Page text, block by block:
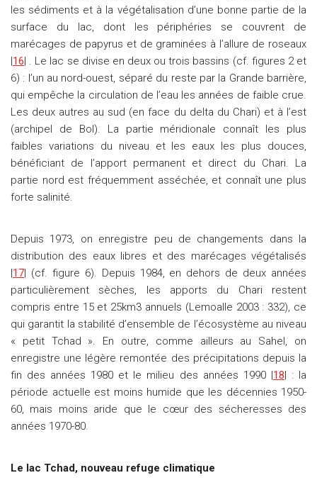
les sédiments et à la végétalisation d’une bonne partie de la
surface du lac, dont les périphéries se couvrent de
marécages de papyrus et de graminées à l’allure de roseaux
|16| . Le lac se divise en deux ou trois bassins (cf. figures 2 et
6) : l’un au nord-ouest, séparé du reste par la Grande barrière,
qui empêche la circulation de l’eau les années de faible crue.
Les deux autres au sud (en face du delta du Chari) et à l’est
(archipel de Bol). La partie méridionale connaît les plus
faibles variations du niveau et les eaux les plus douces,
bénéficiant de l’apport permanent et direct du Chari. La
partie nord est fréquemment asséchée, et connaît une plus
forte salinité.
Depuis 1973, on enregistre peu de changements dans la
distribution des eaux libres et des marécages végétalisés
|17| (cf. figure 6). Depuis 1984, en dehors de deux années
particulièrement sèches, les apports du Chari restent
compris entre 15 et 25km3 annuels (Lemoalle 2003 : 332), ce
qui garantit la stabilité d’ensemble de l’écosystème au niveau
« petit Tchad ». En outre, comme ailleurs au Sahel, on
enregistre une légère remontée des précipitations depuis la
fin des années 1980 et le milieu des années 1990 |18| : la
période actuelle est moins humide que les décennies 1950-
60, mais moins aride que le cœur des sécheresses des
années 1970-80.
Le lac Tchad, nouveau refuge climatique